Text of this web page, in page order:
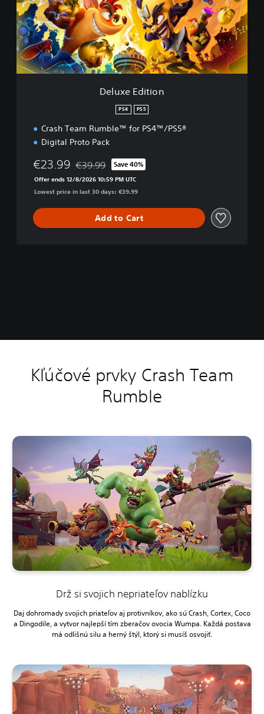
e
E
d
i
t
i
o
Deluxe Edition
PS4 PS5
Crash Team Rumble™ for PS4™/PS5®
Digital Proto Pack
€23.99 Discounted from original price of €39.99
€39.99 Save 40%
Offer ends 12/8/2026 10:59 PM UTC
Lowest price in last 30 days: €39.99
Add to Cart
Kľúčové prvky Crash Team
Rumble
Drž si svojich nepriateľov nablízku
Daj dohromady svojich priateľov aj protivníkov, ako sú Crash, Cortex, Coco
a Dingodile, a vytvor najlepší tím zberačov ovocia Wumpa. Každá postava
má odlišnú silu a herný štýl, ktorý si musíš osvojiť.